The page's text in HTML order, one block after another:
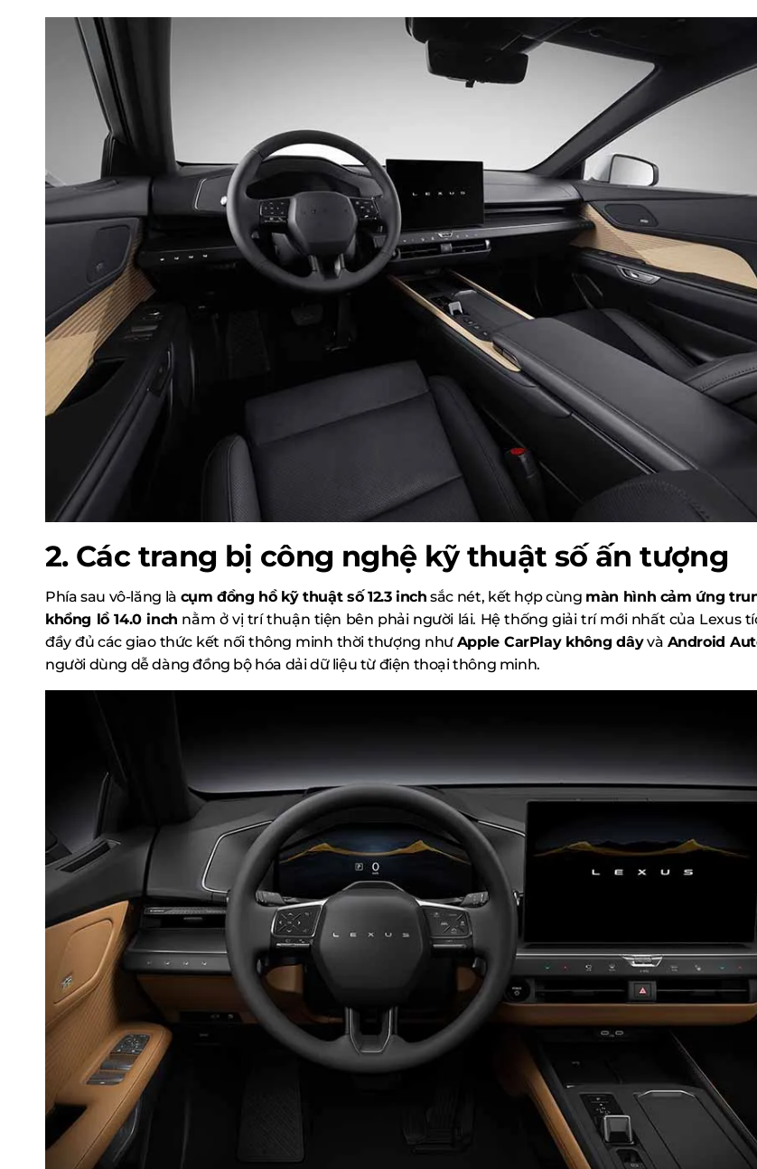
2. Các trang bị công nghệ kỹ thuật số ấn tượng
Phía sau vô-lăng là cụm đồng hồ kỹ thuật số 12.3 inch sắc nét, kết hợp cùng màn hình cảm ứng
khổng lồ 14.0 inch nằm ở vị trí thuận tiện bên phải người lái. Hệ thống giải trí mới nhất của Lexus
đầy đủ các giao thức kết nối thông minh thời thượng như Apple CarPlay không dâyvà Android
người dùng dễ dàng đồng bộ hóa dải dữ liệu từ điện thoại thông minh.